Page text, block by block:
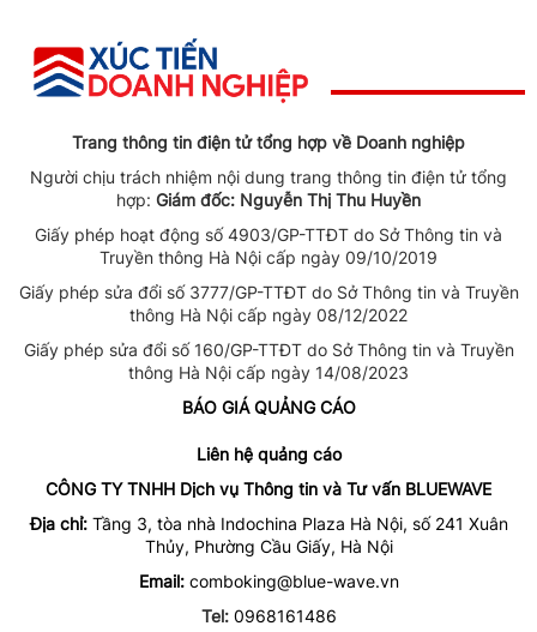
Trang thông tin điện tử tổng hợp về Doanh nghiệp
Người chịu trách nhiệm nội dung trang thông tin điện tử tổng
hợp: Giám đốc: Nguyễn Thị Thu Huyền
Giấy phép hoạt động số 4903/GP-TTĐT do Sở Thông tin và
Truyền thông Hà Nội cấp ngày 09/10/2019
Giấy phép sửa đổi số 3777/GP-TTĐT do Sở Thông tin và Truyền
thông Hà Nội cấp ngày 08/12/2022
Giấy phép sửa đổi số 160/GP-TTĐT do Sở Thông tin và Truyền
thông Hà Nội cấp ngày 14/08/2023
BÁO GIÁ QUẢNG CÁO
Liên hệ quảng cáo
CÔNG TY TNHH Dịch vụ Thông tin và Tư vấn BLUEWAVE
Địa chỉ:Tầng 3, tòa nhà Indochina Plaza Hà Nội, số 241 Xuân
Thủy, Phường Cầu Giấy, Hà Nội
Email: comboking@blue-wave.vn
Tel: 0968161486